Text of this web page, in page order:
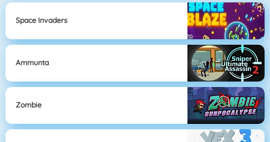
Space Invaders
Ammunta
Zombie